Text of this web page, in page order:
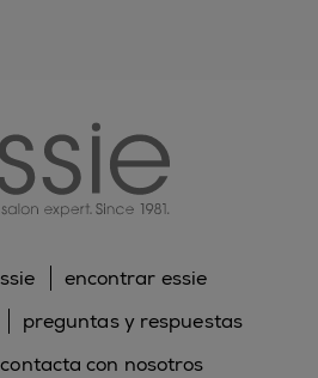
encontrar essie
preguntas y respuestas
contacta con nosotros